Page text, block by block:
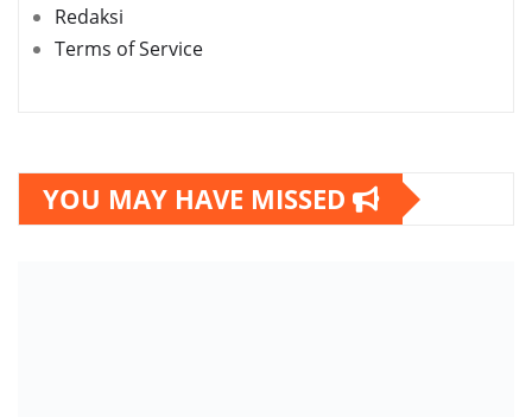
Redaksi
Terms of Service
YOU MAY HAVE MISSED